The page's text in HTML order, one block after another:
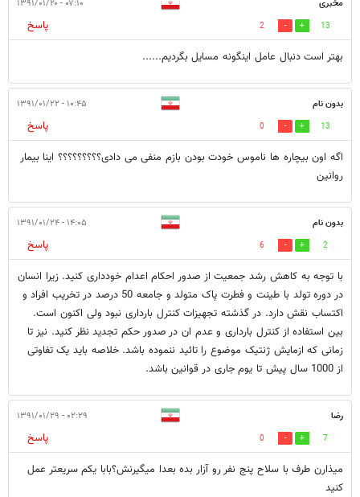
مخبری ۰۷:۱۰ - ۱۳۹۱/۰۱/۲۰
13
2
پاسخ
بهتر است دنبال عامل اینگونه مسایل بگردیم......
بدون نام ۱۰:۴۵ - ۱۳۹۱/۰۱/۲۲
13
0
پاسخ
اگه اون بیچاره ها ناموس خودت بودن بازم منفی می دادی؟؟؟؟؟؟؟؟؟ اینا بیمار
روانین
بدون نام ۱۴:۰۵ - ۱۳۹۱/۰۱/۲۴
2
6
پاسخ
با توجه به کاهش رشد جمعیت از صدور احکام اعدام خودداری کنید. زیرا انسان
در دوره تولد با طینت و فطرت پاک متولد و جامعه 50 درصد در تخریب افراد و
اکتساب نقش دارد. در گذشته تجهیزات کنترل بارداری نبود ولی اکنون است.
بین استفاده از کنترل بارداری و عدم ان در صدور حکم تجدید نظر کنید. نیز تا
زمانی که ازمایش ژنتیک موضوع را تائید ننموده باشد. خلاصه باید یک تفاوتی
از 1000 سال پیش تا یوم جاری در قوانین باشد.
رضا ۰۲:۲۹ - ۱۳۹۱/۰۱/۲۹
7
0
پاسخ
میذارن طرف با سلاح پنج نفر رو آزار بده بعدا میگیرنش؟بابا یکم سریعتر عمل
کنید